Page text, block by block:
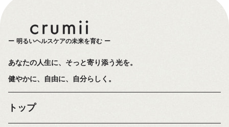
明るいヘルスケアの未来を育む
あなたの人生に、そっと寄り添う光を。
健やかに、自由に、自分らしく。
トップ